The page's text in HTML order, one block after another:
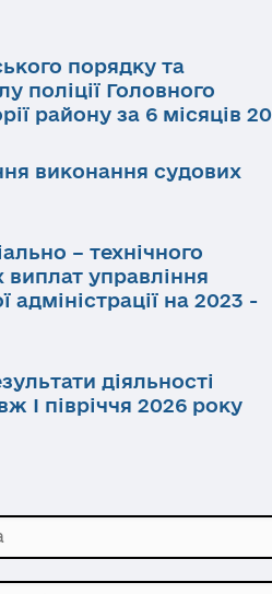
порядку та
поліції Головного
району за 6 місяців 20
виконання судових
– технічного
виплат управління
на 2023 -
діяльності
І півріччя 2026 року